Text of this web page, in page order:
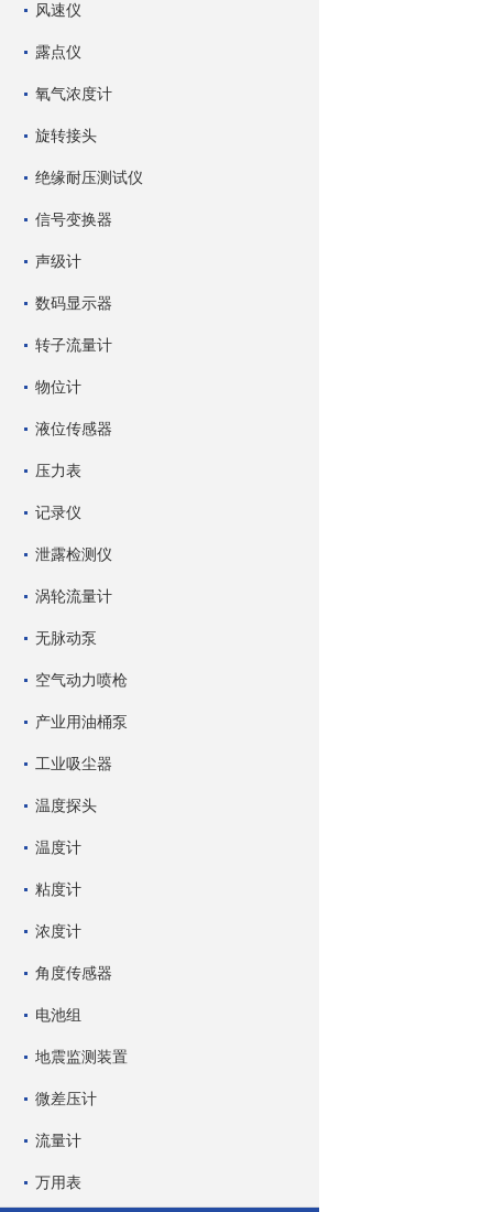
风速仪
露点仪
氧气浓度计
旋转接头
绝缘耐压测试仪
信号变换器
声级计
数码显示器
转子流量计
物位计
液位传感器
压力表
记录仪
泄露检测仪
涡轮流量计
无脉动泵
空气动力喷枪
产业用油桶泵
工业吸尘器
温度探头
温度计
粘度计
浓度计
角度传感器
电池组
地震监测装置
微差压计
流量计
万用表